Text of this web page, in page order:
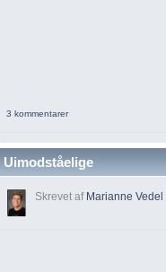
3 kommentarer
Uimodståelige
Skrevet af Marianne Vedel